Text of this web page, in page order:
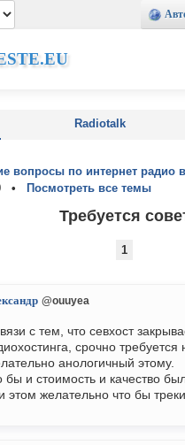
Radiotalk
вопросы по интернет радио
•
Посмотреть все темы
Требуется
1
@ouuyea
с тем, что севхост
срочно требуется
анологичный этому.
бы и стоимость и качество
этом желательно что бы